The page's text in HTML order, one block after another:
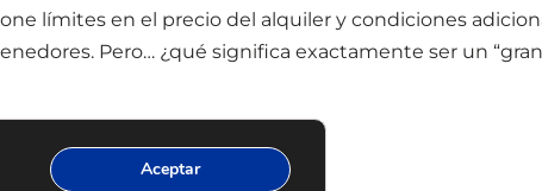
límites en el precio del alquiler y condiciones
Pero… ¿qué significa exactamente ser un
Aceptar